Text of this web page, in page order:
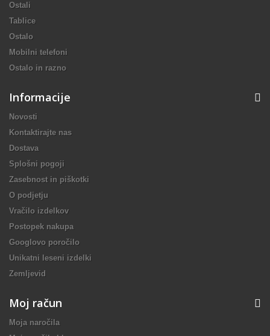
Ostali
Tablice
Ostalo
Mobilni telefoni
Ostalo in razno
Informacije
Novosti
Kontaktirajte nas
Dostava
Splošni pogoji
Zasebnost in piškotki
O podjetju
Vračilo izdelkov
Postopek nakupa
Googlovo poročilo
Unikatni leseni izdelki
Zemljevid
Moj račun
Moja naročila